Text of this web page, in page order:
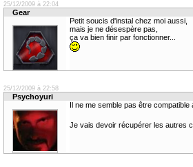
25/12/2009 à 22:04
Gear
Petit soucis d'instal chez moi aussi,
mais je ne désespère pas,
ça va bien finir par fonctionner...
25/12/2009 à 22:58
Psychoyuri
Il ne me semble pas être
Je vais devoir récupérer les autres